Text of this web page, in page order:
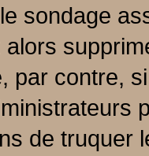
sondage
par contre,
de truquer